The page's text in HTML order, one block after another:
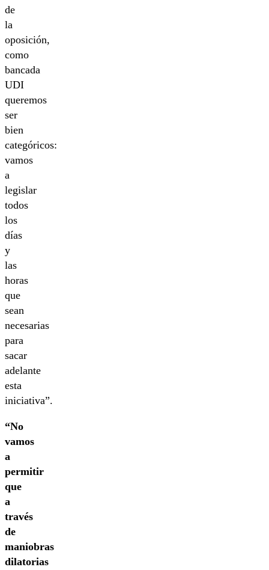
de
la
oposición,
como
bancada
UDI
queremos
ser
bien
categóricos:
vamos
a
legislar
todos
los
días
y
las
horas
que
sean
necesarias
para
sacar
adelante
esta
iniciativa”.
“No
vamos
a
permitir
que
a
través
de
maniobras
dilatorias